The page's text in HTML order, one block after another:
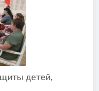
детей,